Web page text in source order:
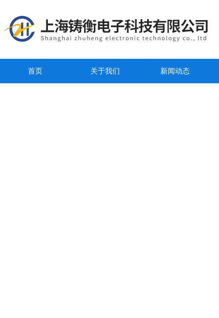
首页 关于我们 新闻动态